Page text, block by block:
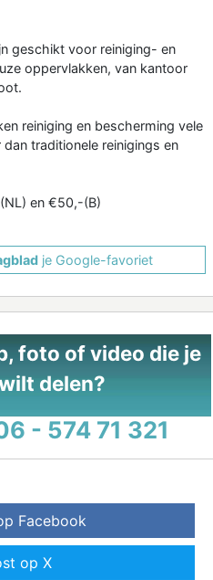
geschikt voor reiniging- en
oppervlakken, van kantoor
reiniging en bescherming vele
traditionele reinigings en
en €50,-(B)
je Google-favoriet
foto of video die je
delen?
- 574 71 321
Facebook
op X